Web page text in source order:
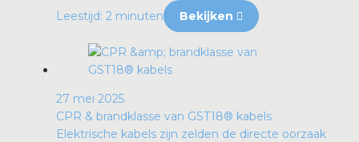
Leestijd: 2 minuten Bekijken
27 mei 2025
CPR & brandklasse van GST18® kabels
Elektrische kabels zijn zelden de directe oorzaak